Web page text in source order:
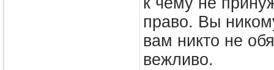
право. Вы
вам никто не
вежливо.